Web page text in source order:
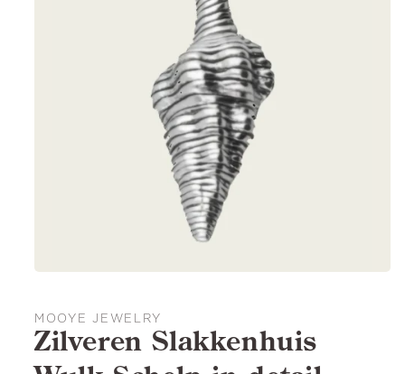
MOOYE JEWELRY
Zilveren Slakkenhuis